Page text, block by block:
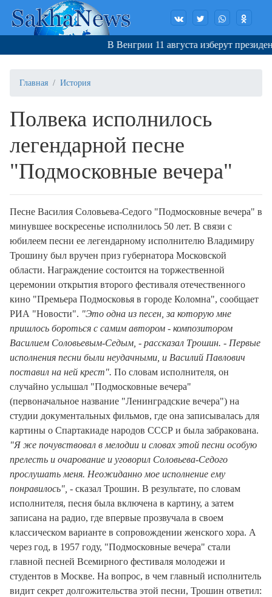
В Венгрии 11 августа изберут
Главная История
Полвека исполнилось
легендарной песне
"Подмосковные вечера"
Песне Василия Соловьева-Седого "Подмосковные вечера" в
минувшее воскресенье исполнилось 50 лет. В связи с
юбилеем песни ее легендарному исполнителю Владимиру
Трошину был вручен приз губернатора Московской
области. Награждение состоится на торжественной
церемонии открытия второго фестиваля отечественного
кино "Премьера Подмосковья в городе Коломна", сообщает
РИА "Новости". "Это одна из песен, за которую мне
пришлось бороться с самим автором - композитором
Василием Соловьевым-Седым, - рассказал Трошин. - Первые
исполнения песни были неудачными, и Василий Павлович
поставил на ней крест". По словам исполнителя, он
случайно услышал "Подмосковные вечера"
(первоначальное название "Ленинградские вечера") на
студии документальных фильмов, где она записывалась для
картины о Спартакиаде народов СССР и была забракована.
"Я же почувствовал в мелодии и словах этой песни особую
прелесть и очарование и уговорил Соловьева-Седого
прослушать меня. Неожиданно мое исполнение ему
понравилось", - сказал Трошин. В результате, по словам
исполнителя, песня была включена в картину, а затем
записана на радио, где впервые прозвучала в своем
классическом варианте в сопровождении женского хора. А
через год, в 1957 году, "Подмосковные вечера" стали
главной песней Всемирного фестиваля молодежи и
студентов в Москве. На вопрос, в чем главный исполнитель
видит секрет долгожительства этой песни, Трошин ответил: